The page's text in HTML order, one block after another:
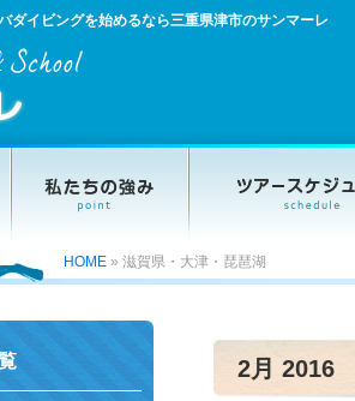
ダイビングを始めるなら三重県津市のサンマーレ
HOME » 滋賀県・大津・琵琶湖
2月 2016